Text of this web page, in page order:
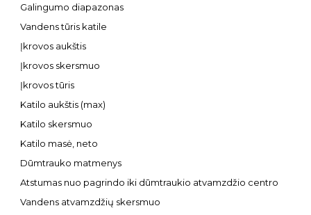
Galingumo diapazonas
Vandens tūris katile
Įkrovos aukštis
Įkrovos skersmuo
Įkrovos tūris
Katilo aukštis (max)
Katilo skersmuo
Katilo masė, neto
Dūmtrauko matmenys
Atstumas nuo pagrindo iki dūmtraukio atvamzdžio centro
Vandens atvamzdžių skersmuo